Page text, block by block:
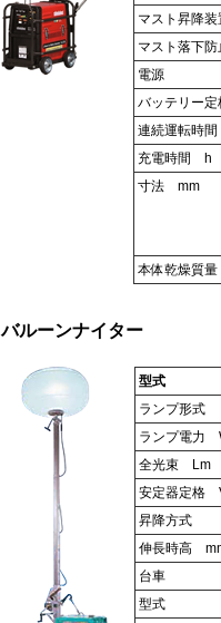
マスト昇降装
マスト落下
電源
バッテリー
連続運転時
充電時間 h
寸法 mm
本体乾燥質
バルーンナイター
型式
ランプ形式
ランプ電力
全光束 Lm
安定器定格
昇降方式
伸長時高
台車
型式